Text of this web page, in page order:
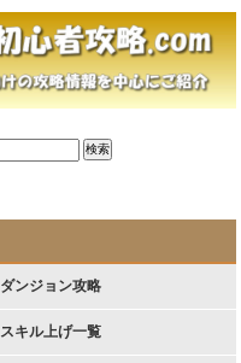
ダンジョン攻略
スキル上げ一覧